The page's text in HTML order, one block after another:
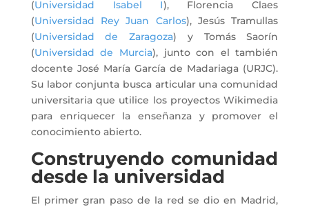
(Universidad Isabel I), Florencia Claes
(Universidad Rey Juan Carlos), Jesús Tramullas
(Universidad de Zaragoza) y Tomás Saorín
(Universidad de Murcia), junto con el también
docente José María García de Madariaga (URJC).
Su labor conjunta busca articular una comunidad
universitaria que utilice los proyectos Wikimedia
para enriquecer la enseñanza y promover el
conocimiento abierto.
Construyendo comunidad
desde la universidad
El primer gran paso de la red se dio en Madrid,